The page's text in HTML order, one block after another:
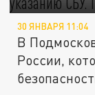
30 ЯНВАРЯ 11:04
В
России,